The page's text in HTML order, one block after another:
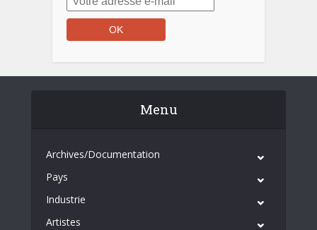
Menu
Archives/Documentation
Pays
Industrie
Artistes